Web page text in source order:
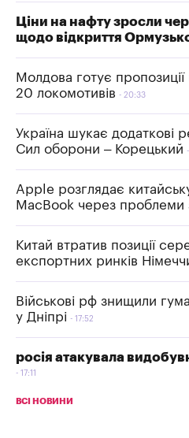
Ціни на нафту зросли
щодо відкриття
Молдова готує
20 локомотивів
20:33
Україна шукає додаткові
Сил оборони – Корецький
Apple розглядає
MacBook через проблеми
Китай втратив позиції
експортних ринків
Військові рф знищили
у Дніпрі
17:52
росія атакувала
17:11
ВСІ НОВИНИ